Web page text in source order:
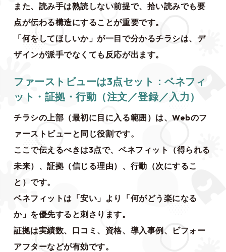
また、読み手は熟読しない前提で、拾い読みでも要
点が伝わる構造にすることが重要です。
「何をしてほしいか」が一目で分かるチラシは、デ
ザインが派手でなくても反応が出ます。
ファーストビューは3点セット：ベネフィ
ット・証拠・行動（注文／登録／入力）
チラシの上部（最初に目に入る範囲）は、Webのフ
ァーストビューと同じ役割です。
ここで伝えるべきは3点で、ベネフィット（得られる
未来）、証拠（信じる理由）、行動（次にするこ
と）です。
ベネフィットは「安い」より「何がどう楽になる
か」を優先すると刺さります。
証拠は実績数、口コミ、資格、導入事例、ビフォー
アフターなどが有効です。